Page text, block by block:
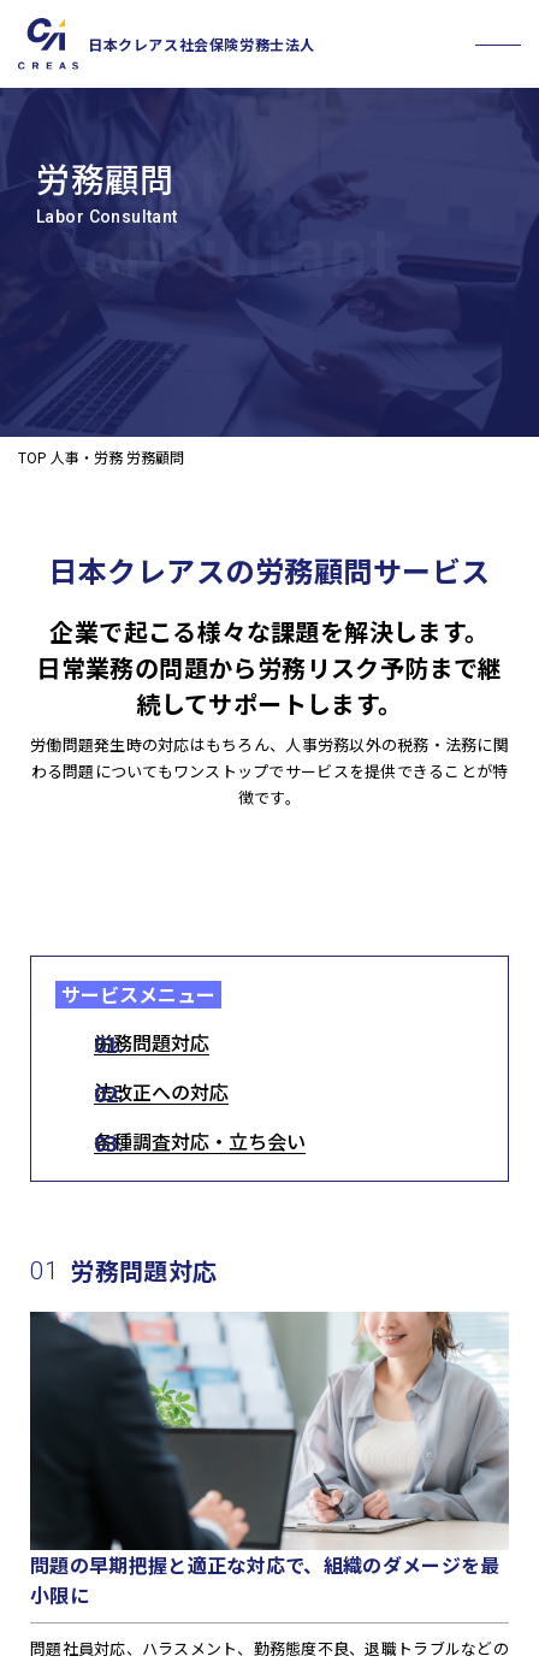
日本クレアス社会保険労務士法人
お問い合わせフォーム
採用情報
労務顧問
社会保険事務手続き等の代行
就業規則作成・改定
人事評価制度・人材育成
労務デューデリジェンス
労務コンプライアンス調査
お客様の声
お知らせ
よくある質問
Labor Consultant
労務顧問
TOP 人事・労務 労務顧問
日本クレアスの労務顧問サービス
企業で起こる様々な課題を解決します。
日常業務の問題から労務リスク予防まで継
続してサポートします。
労働問題発生時の対応はもちろん、人事労務以外の税務・法務に関
わる問題についてもワンストップでサービスを提供できることが特
徴です。
サービスメニュー
労務問題対応
法改正への対応
各種調査対応・立ち会い
01 労務問題対応
問題の早期把握と適正な対応で、組織のダメージを最
小限に
問題社員対応、ハラスメント、勤務態度不良、退職トラブルなどの